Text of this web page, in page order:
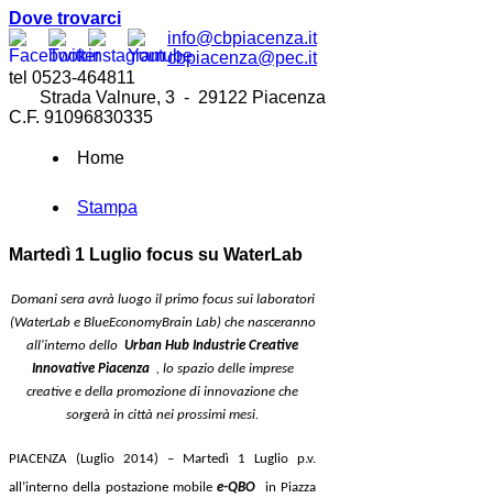
Dove trovarci
info@cbpiacenza.it
cbpiacenza@pec.it
tel 0523-464811
Strada Valnure, 3 - 29122 Piacenza
C.F. 91096830335
Home
Stampa
Martedì 1 Luglio focus su WaterLab
Domani sera avrà luogo il primo focus sui laboratori
(WaterLab e BlueEconomyBrain Lab) che nasceranno
all'interno delloUrban Hub Industrie Creative
Innovative Piacenza , lo spazio delle imprese
creative e della promozione di innovazione che
sorgerà in città nei prossimi mesi.
PIACENZA (Luglio 2014) – Martedì 1 Luglio p.v.
all’interno della postazione mobilee-QBO in Piazza